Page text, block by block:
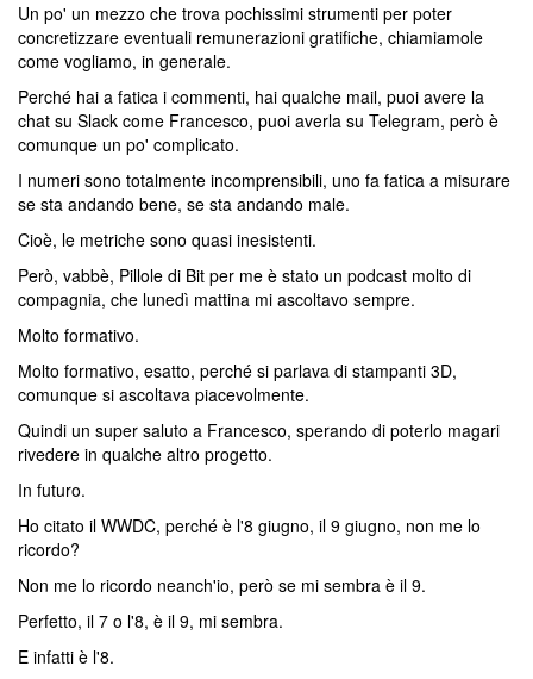
Un po' un mezzo che trova pochissimi strumenti per poter
concretizzare eventuali remunerazioni gratifiche, chiamiamole
come vogliamo, in generale.
Perché hai a fatica i commenti, hai qualche mail, puoi avere la
chat su Slack come Francesco, puoi averla su Telegram, però è
comunque un po' complicato.
I numeri sono totalmente incomprensibili, uno fa fatica a misurare
se sta andando bene, se sta andando male.
Cioè, le metriche sono quasi inesistenti.
Però, vabbè, Pillole di Bit per me è stato un podcast molto di
compagnia, che lunedì mattina mi ascoltavo sempre.
Molto formativo.
Molto formativo, esatto, perché si parlava di stampanti 3D,
comunque si ascoltava piacevolmente.
Quindi un super saluto a Francesco, sperando di poterlo magari
rivedere in qualche altro progetto.
In futuro.
Ho citato il WWDC, perché è l'8 giugno, il 9 giugno, non me lo
ricordo?
Non me lo ricordo neanch'io, però se mi sembra è il 9.
Perfetto, il 7 o l'8, è il 9, mi sembra.
E infatti è l'8.